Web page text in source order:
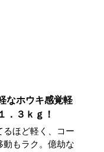
なホウキ感覚軽
．３ｋｇ！
るほど軽く、コー
動もラク。億劫な